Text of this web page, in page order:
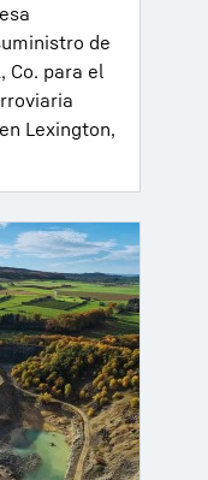
de
Co. para el
Lexington,